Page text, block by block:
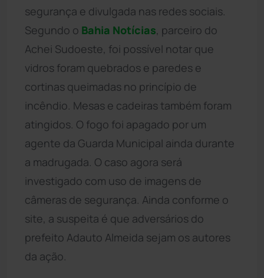
segurança e divulgada nas redes sociais.
Segundo o Bahia Notícias, parceiro do
Achei Sudoeste, foi possível notar que
vidros foram quebrados e paredes e
cortinas queimadas no princípio de
incêndio. Mesas e cadeiras também foram
atingidos. O fogo foi apagado por um
agente da Guarda Municipal ainda durante
a madrugada. O caso agora será
investigado com uso de imagens de
câmeras de segurança. Ainda conforme o
site, a suspeita é que adversários do
prefeito Adauto Almeida sejam os autores
da ação.